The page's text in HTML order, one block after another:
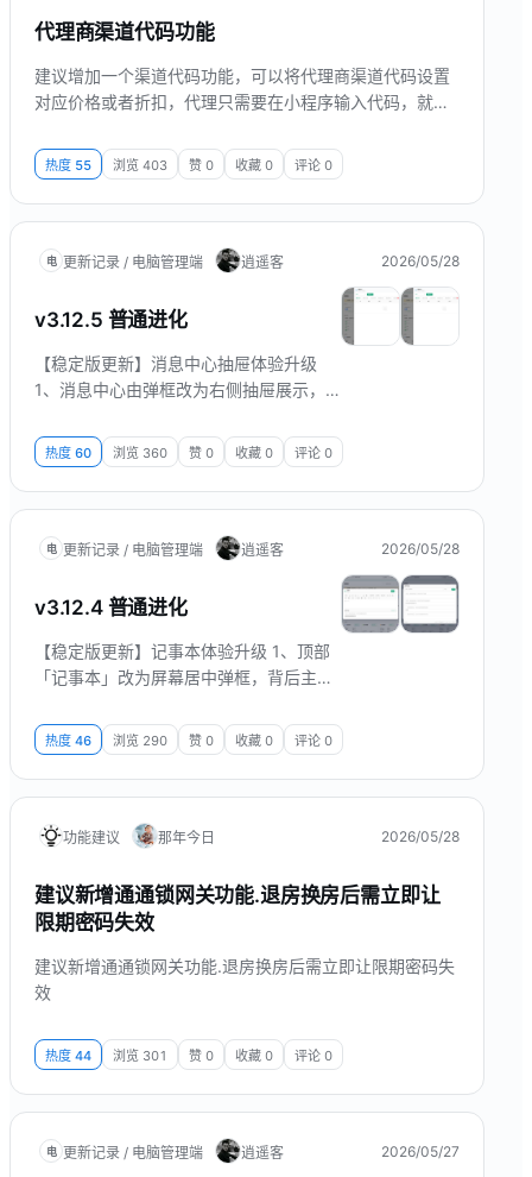
代理商渠道代码功能
建议增加一个渠道代码功能，可以将代理商渠道代码设置
对应价格或者折扣，代理只需要在小程序输入代码，就可
热度 55 浏览 403 赞 0 收藏 0 评论 0
电 更新记录 / 电脑管理端 逍遥客 2026/05/28
v3.12.5 普通进化
【稳定版更新】消息中心抽屉体验升级
1、消息中心由弹框改为右侧抽屉展示，
时支持横向滚动，并提供渐隐提示与「更
多」入口，快速定位目标分类。 界面预览
热度 60 浏览 360 赞 0 收藏 0 评论 0
电 更新记录 / 电脑管理端 逍遥客 2026/05/28
v3.12.4 普通进化
【稳定版更新】记事本体验升级 1、顶部
「记事本」改为屏幕居中弹框，背后主界
出。 2、支持富文本编辑、手动保存与
「已保存 / 编辑中」状态提示，停止输入
约 3 秒后自动保存。 3、底部展示最近一
当班人筛选并分页查看。 4、修复打开卡
题，整体更稳定流畅。 界面...
热度 46 浏览 290 赞 0 收藏 0 评论 0
功能建议 那年今日 2026/05/28
建议新增通通锁网关功能.退房换房后需立即让
限期密码失效
建议新增通通锁网关功能.退房换房后需立即让限期密码失
效
热度 44 浏览 301 赞 0 收藏 0 评论 0
电 更新记录 / 电脑管理端 逍遥客 2026/05/27